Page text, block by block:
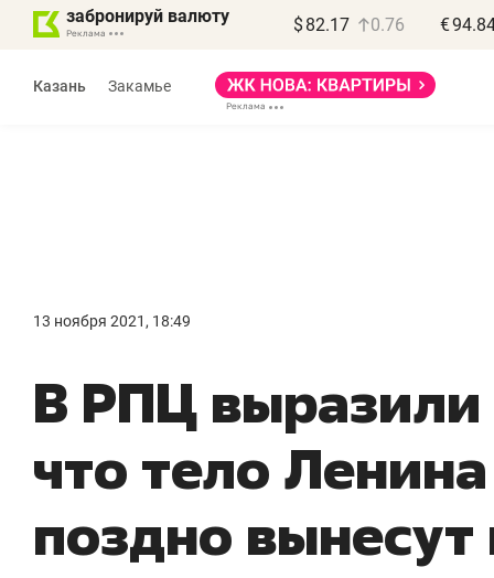
забронируй валюту $ 82.17 0.76 €
Казань Закамье
13 ноября 2021, 18:49
В РПЦ
что тело
поздно
правил, бизнес может
потерять минимум
полгода»
Как бизнесу выйти на зарубежные
чем интересен Оман?